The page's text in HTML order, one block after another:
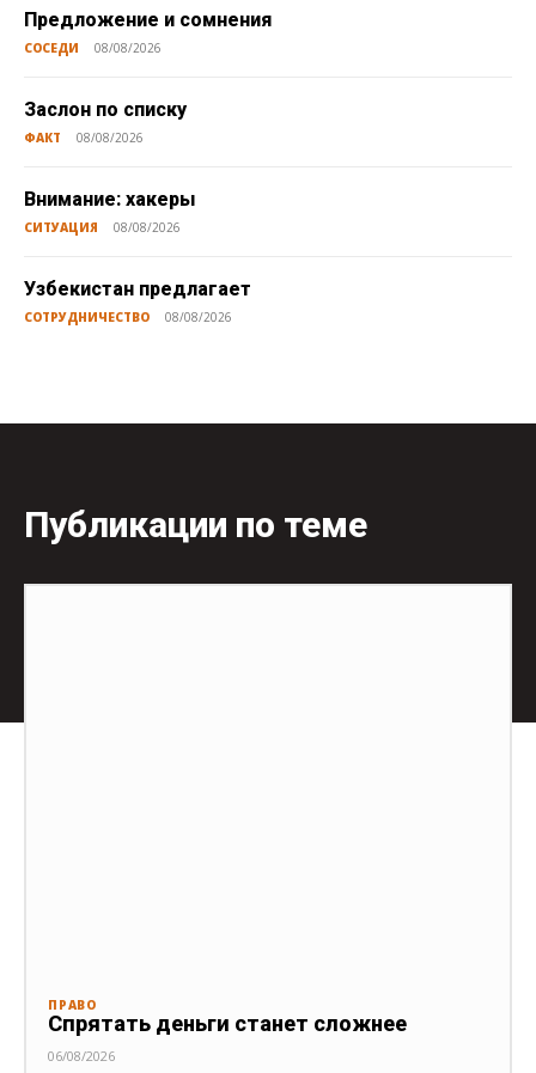
Предложение и сомнения
СОСЕДИ 08/08/2026
Заслон по списку
ФАКТ 08/08/2026
Внимание: хакеры
СИТУАЦИЯ 08/08/2026
Узбекистан предлагает
СОТРУДНИЧЕСТВО 08/08/2026
Публикации по теме
ПРАВО
Спрятать деньги станет сложнее
06/08/2026